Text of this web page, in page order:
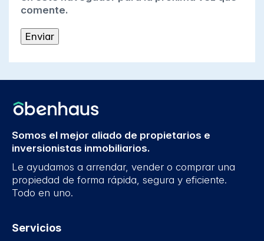
comente.
Somos el mejor aliado de propietarios e
inversionistas inmobiliarios.
Le ayudamos a arrendar, vender o comprar una
propiedad de forma rápida, segura y eficiente.
Todo en uno.
Servicios